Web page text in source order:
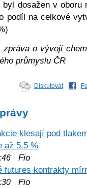
dosažen v oboru
podíl na celkové
zpráva o vývoji
průmyslu ČR
Diskutovat
klesají pod
až 5,5 %
Fio
futures kontrakty
Fio